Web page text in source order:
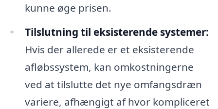
kunne øge prisen.
Tilslutning til eksisterende systemer:
Hvis der allerede er et eksisterende
afløbssystem, kan omkostningerne
ved at tilslutte det nye omfangsdræn
variere, afhængigt af hvor kompliceret